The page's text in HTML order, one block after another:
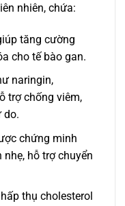
nhiên, chứa:
tăng cường
cho tế bào gan.
naringin,
trợ chống viêm,
do.
chứng minh
hỗ trợ chuyển
thụ cholesterol